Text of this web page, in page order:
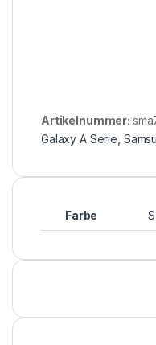
Artikelnummer:
Galaxy A Serie
Farbe